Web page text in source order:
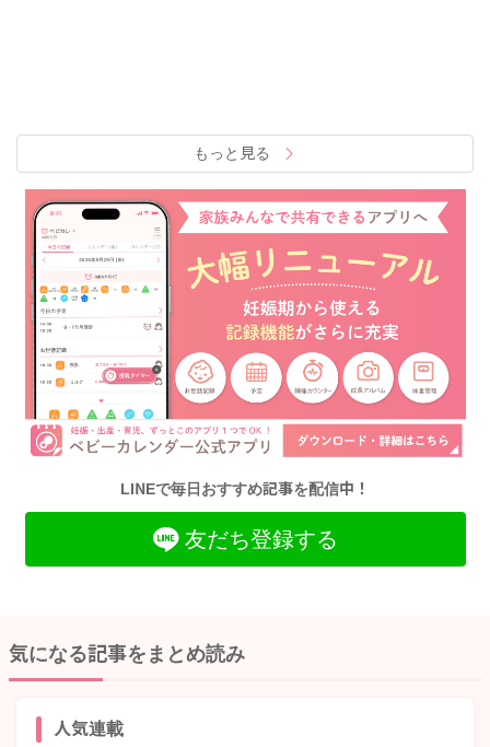
もっと見る
LINEで毎日おすすめ記事を配信中！
友だち登録する
気になる記事をまとめ読み
人気連載